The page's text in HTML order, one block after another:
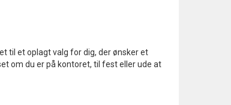
til et oplagt valg for dig, der ønsker et
om du er på kontoret, til fest eller ude at